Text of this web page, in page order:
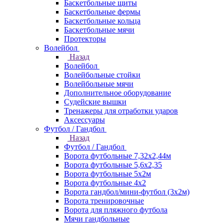
Баскетбольные щиты
Баскетбольные фермы
Баскетбольные кольца
Баскетбольные мячи
Протекторы
Волейбол
Назад
Волейбол
Волейбольные стойки
Волейбольные мячи
Дополнительное оборудование
Судейские вышки
Тренажеры для отработки ударов
Аксессуары
Футбол / Гандбол
Назад
Футбол / Гандбол
Ворота футбольные 7,32х2,44м
Ворота футбольные 5,6х2,35
Ворота футбольные 5х2м
Ворота футбольные 4х2
Ворота гандбол/мини-футбол (3х2м)
Ворота тренировочные
Ворота для пляжного футбола
Мячи гандбольные